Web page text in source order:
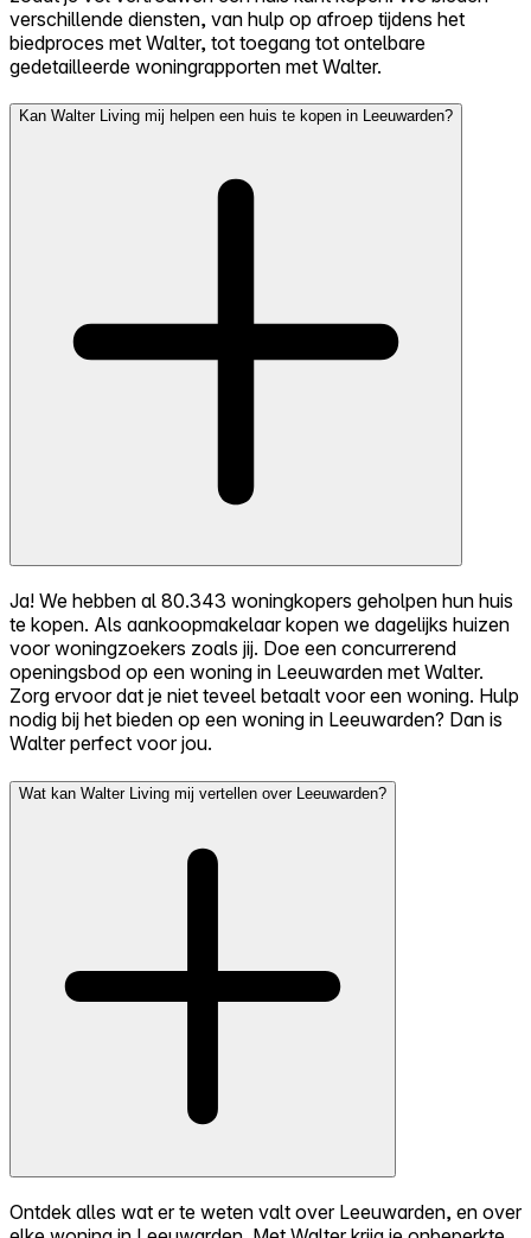
verschillende diensten, van hulp op afroep tijdens het
biedproces met Walter, tot toegang tot ontelbare
gedetailleerde woningrapporten met Walter.
Kan Walter Living mij helpen een huis te kopen in Leeuwarden?
Ja! We hebben al 80.343 woningkopers geholpen hun huis
te kopen. Als aankoopmakelaar kopen we dagelijks huizen
voor woningzoekers zoals jij. Doe een concurrerend
openingsbod op een woning in Leeuwarden met Walter.
Zorg ervoor dat je niet teveel betaalt voor een woning. Hulp
nodig bij het bieden op een woning in Leeuwarden? Dan is
Walter perfect voor jou.
Wat kan Walter Living mij vertellen over Leeuwarden?
Ontdek alles wat er te weten valt over Leeuwarden, en over